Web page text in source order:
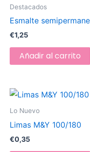
Destacados
Esmalte
€1,25
Añadir al carrito
Lo Nuevo
Limas M&Y 100/180
€0,35